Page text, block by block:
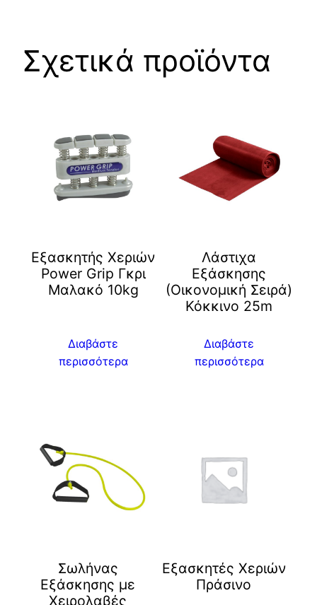
Σχετικά προϊόντα
Εξασκητής Χεριών
Power Grip Γκρι
Μαλακό 10kg
Διαβάστε
περισσότερα
Λάστιχα
Εξάσκησης
(Οικονομική Σειρά)
Κόκκινο 25m
Διαβάστε
περισσότερα
Σωλήνας
Εξάσκησης με
Χειρολαβές
Εξασκητές Χεριών
Πράσινο